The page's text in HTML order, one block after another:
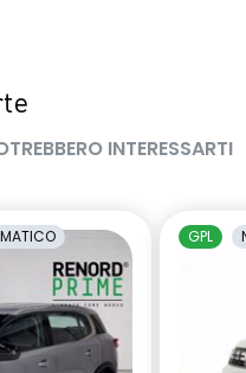
INTERESSARTI
GPL